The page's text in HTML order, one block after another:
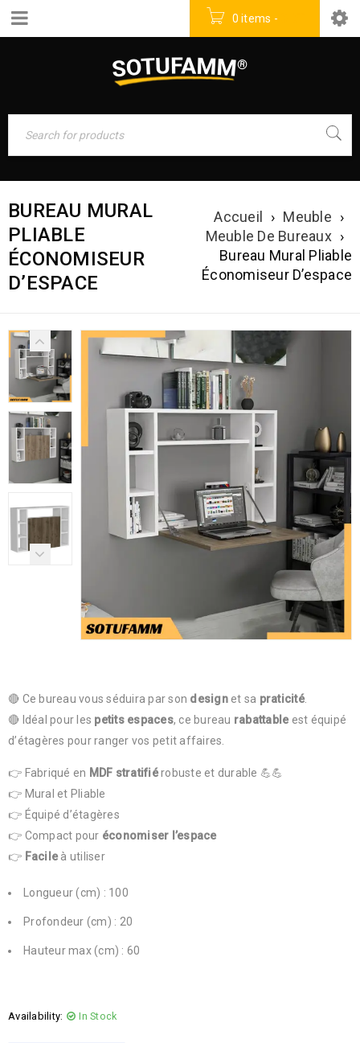
0 items -
BUREAU MURAL
PLIABLE
ÉCONOMISEUR
D’ESPACE
Accueil › Meuble ›
Meuble De Bureaux ›
Bureau Mural Pliable
Économiseur D’espace
🔴 Ce bureau vous séduira par son designet sa praticité.
🔴 Idéal pour les petits espaces, ce bureau rabattableest équipé
d’étagères pour ranger vos petit affaires.
👉 Fabriqué en MDF stratifiérobuste et durable 💪💪
👉 Mural et Pliable
👉 Équipé d’étagères
👉 Compact pour économiser l’espace
👉 Facileà utiliser
Longueur (cm) : 100
Profondeur (cm) : 20
Hauteur max (cm) : 60
Availability: In Stock